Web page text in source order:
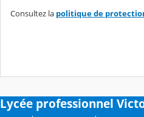
Consultez la politique de
Lycée professionnel